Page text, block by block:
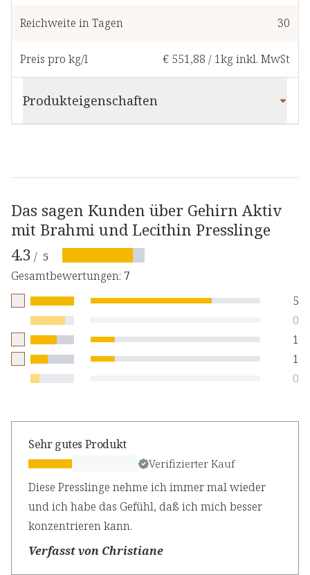
Reichweite in Tagen 30
Preis pro kg/l € 551,88 / 1kginkl. MwSt
Produkteigenschaften
Das sagen Kunden über Gehirn Aktiv
mit Brahmi und Lecithin Presslinge
4.3 / 5
Gesamtbewertungen: 7
5
0
1
1
0
Sehr gutes Produkt
Verifizierter Kauf
Diese Presslinge nehme ich immer mal wieder
und ich habe das Gefühl, daß ich mich besser
konzentrieren kann.
Verfasst von Christiane